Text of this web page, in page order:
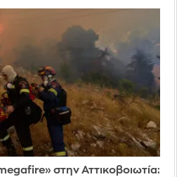
στην Αττικοβοιωτία: